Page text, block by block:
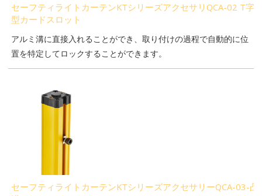
セーフティライトカーテンKTシリーズアクセサリQCA-02 T字
型カードスロット
アルミ溝に直接入れることができ、取り付けの過程で自動的に位
置を特定してロックすることができます。
セーフティライトカーテンKTシリーズアクセサリーQCA-03-凸